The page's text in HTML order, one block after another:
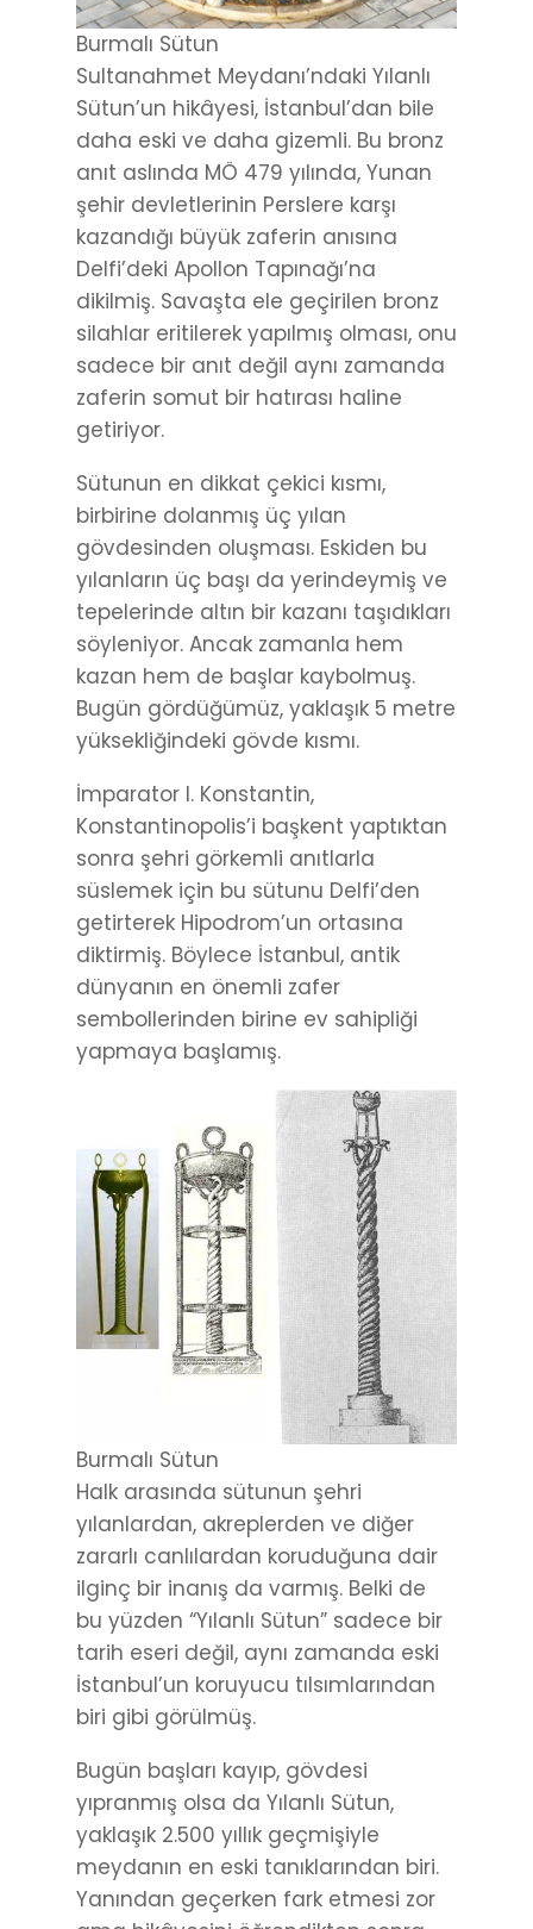
Burmalı Sütun
Sultanahmet Meydanı’ndaki Yılanlı
Sütun’un hikâyesi, İstanbul’dan bile
daha eski ve daha gizemli. Bu bronz
anıt aslında MÖ 479 yılında, Yunan
şehir devletlerinin Perslere karşı
kazandığı büyük zaferin anısına
Delfi’deki Apollon Tapınağı’na
dikilmiş. Savaşta ele geçirilen bronz
silahlar eritilerek yapılmış olması, onu
sadece bir anıt değil aynı zamanda
zaferin somut bir hatırası haline
getiriyor.
Sütunun en dikkat çekici kısmı,
birbirine dolanmış üç yılan
gövdesinden oluşması. Eskiden bu
yılanların üç başı da yerindeymiş ve
tepelerinde altın bir kazanı taşıdıkları
söyleniyor. Ancak zamanla hem
kazan hem de başlar kaybolmuş.
Bugün gördüğümüz, yaklaşık 5 metre
yüksekliğindeki gövde kısmı.
İmparator I. Konstantin,
Konstantinopolis’i başkent yaptıktan
sonra şehri görkemli anıtlarla
süslemek için bu sütunu Delfi’den
getirterek Hipodrom’un ortasına
diktirmiş. Böylece İstanbul, antik
dünyanın en önemli zafer
sembollerinden birine ev sahipliği
yapmaya başlamış.
Burmalı Sütun
Halk arasında sütunun şehri
yılanlardan, akreplerden ve diğer
zararlı canlılardan koruduğuna dair
ilginç bir inanış da varmış. Belki de
bu yüzden “Yılanlı Sütun” sadece bir
tarih eseri değil, aynı zamanda eski
İstanbul’un koruyucu tılsımlarından
biri gibi görülmüş.
Bugün başları kayıp, gövdesi
yıpranmış olsa da Yılanlı Sütun,
yaklaşık 2.500 yıllık geçmişiyle
meydanın en eski tanıklarından biri.
Yanından geçerken fark etmesi zor